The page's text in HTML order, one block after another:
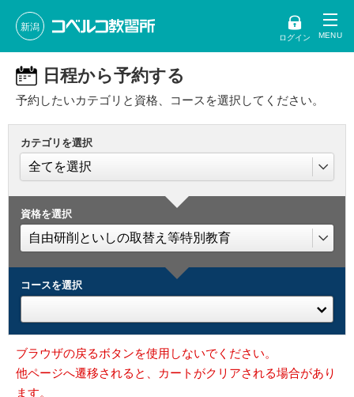
新潟
ログイン
日程から予約する
予約したいカテゴリと資格、コースを選択してください。
カテゴリを選択
資格を選択
コースを選択
ブラウザの戻るボタンを使用しないでください。
他ページへ遷移されると、カートがクリアされる場合があり
ます。